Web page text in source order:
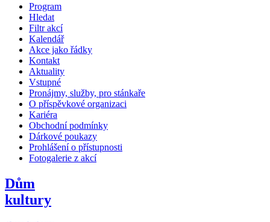
Program
Hledat
Filtr akcí
Kalendář
Akce jako řádky
Kontakt
Aktuality
Vstupné
Pronájmy, služby, pro stánkaře
O příspěvkové organizaci
Kariéra
Obchodní podmínky
Dárkové poukazy
Prohlášení o přístupnosti
Fotogalerie z akcí
Dům
kultury